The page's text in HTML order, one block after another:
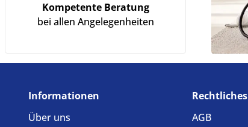
Kompetente Beratung
bei allen Angelegenheiten
Informationen
Über uns
Rechtliches
AGB